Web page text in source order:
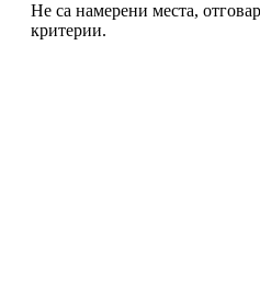
Не са намерени места,
критерии.